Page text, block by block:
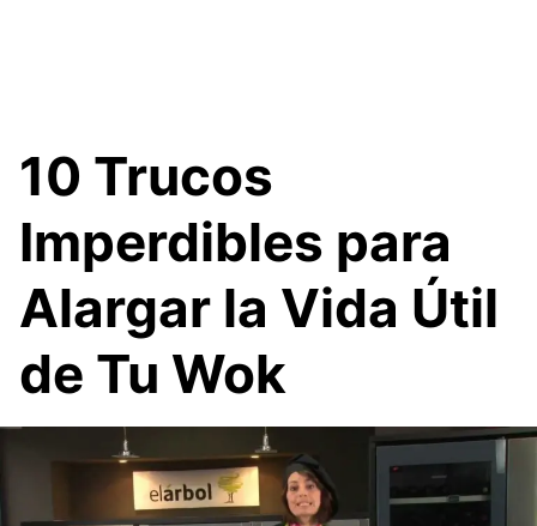
10 Trucos
Imperdibles para
Alargar la Vida Útil
de Tu Wok